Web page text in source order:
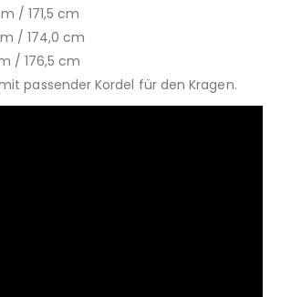
171,5 cm
174,0 cm
176,5 cm
passender Kordel für den Kragen.